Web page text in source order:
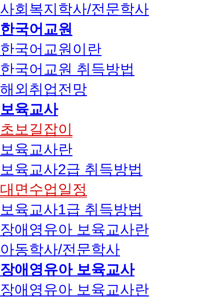
사회복지학사/전문학사
한국어교원
한국어교원이란
한국어교원 취득방법
해외취업전망
보육교사
초보길잡이
보육교사란
보육교사2급 취득방법
대면수업일정
보육교사1급 취득방법
장애영유아 보육교사란
아동학사/전문학사
장애영유아 보육교사
장애영유아 보육교사란